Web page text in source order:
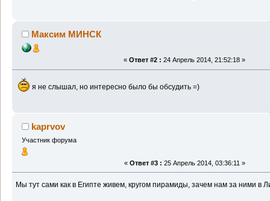
Максим МИНСК
« Ответ #2 : 24 Апрель 2014, 21:52:18 »
я не слышал, но интересно было бы обсудить =)
kaprvov
Участник форума
« Ответ #3 : 25 Апрель 2014, 03:36:11 »
Мы тут сами как в Египте живем, кругом пирамиды, зачем нам за ними в